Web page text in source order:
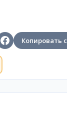
Копировать